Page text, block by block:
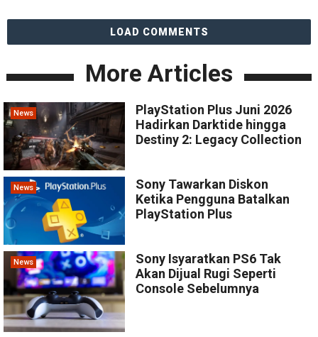
LOAD COMMENTS
More Articles
News
PlayStation Plus Juni 2026
Hadirkan Darktide hingga
Destiny 2: Legacy Collection
News
Sony Tawarkan Diskon
Ketika Pengguna Batalkan
PlayStation Plus
News
Sony Isyaratkan PS6 Tak
Akan Dijual Rugi Seperti
Console Sebelumnya